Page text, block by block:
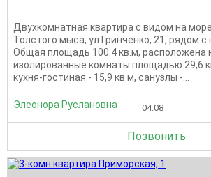
Двухкомнатная квартира с видом на
Толстого мыса, ул.Гринченко, 21, рядом с
Общая площадь 100.4 кв.м, расположена
изолированные комнаты площадью 29,6
кухня‑гостиная - 15,9 кв.м, санузлы -...
Элеонора Руслановна 04.08
Позвонить